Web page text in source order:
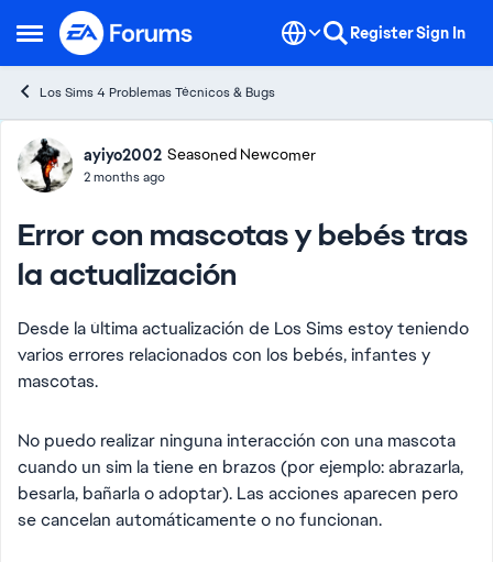
Open Side Menu
Skip to content RegisterSign In
Los Sims 4 Problemas Técnicos & Bugs
Forum Discussion
ayiyo2002 Seasoned Newcomer
2 months ago
Error con mascotas y bebés tras
la actualización
Desde la última actualización de Los Sims estoy teniendo
varios errores relacionados con los bebés, infantes y
mascotas.
No puedo realizar ninguna interacción con una mascota
cuando un sim la tiene en brazos (por ejemplo: abrazarla,
besarla, bañarla o adoptar). Las acciones aparecen pero
se cancelan automáticamente o no funcionan.